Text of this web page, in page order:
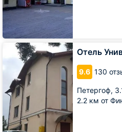
Отель
9.6 130
Петергоф,
2.2 км от
Отель
Университетская